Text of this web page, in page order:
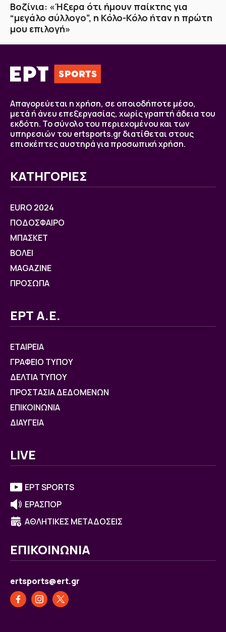
Βοζίνια: «Ήξερα ότι ήμουν παίκτης για
“μεγάλο σύλλογο”, η Κόλο-Κόλο ήταν η πρώτη
μου επιλογή»
Απαγορεύεται η χρήση, σε οποιοδήποτε μέσο,
μετά ή άνευ επεξεργασίας, χωρίς γραπτή άδεια του
εκδότη. Το σύνολο του περιεχομένου και των
υπηρεσιών του ertsports.gr διατίθεται στους
επισκέπτες αυστηρά για προσωπική χρήση.
ΚΑΤΗΓΟΡΙΕΣ
EURO 2024
ΠΟΔΟΣΦΑΙΡΟ
ΜΠΑΣΚΕΤ
ΒOΛΕΙ
MAGAZINE
ΠΡΟΣΩΠΑ
ΕΡΤ Α.Ε.
ΕΤΑΙΡΕΙΑ
ΓΡΑΦΕΙΟ ΤΥΠΟΥ
ΔΕΛΤΙΑ ΤΥΠΟΥ
ΠΡΟΣΤΑΣΙΑ ΔΕΔΟΜΕΝΩΝ
ΕΠΙΚΟΙΝΩΝΙΑ
ΔΙΑΥΓΕΙΑ
LIVE
ΕΡΤ SPORTS
ΕΡΑΣΠΟΡ
ΑΘΛΗΤΙΚΕΣ ΜΕΤΑΔΟΣΕΙΣ
ΕΠΙΚΟΙΝΩΝΙΑ
ertsports@ert.gr